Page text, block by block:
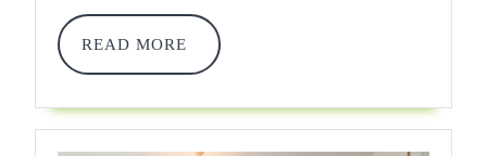
READ MORE
READ
MORE